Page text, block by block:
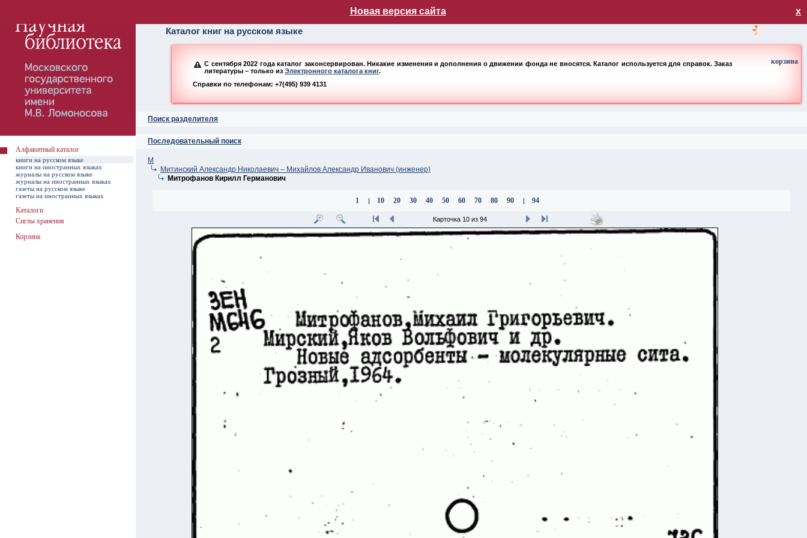
Новая версия сайта х
Каталог книг на русском языке
С сентября 2022 года каталог законсервирован. Никакие изменения и дополнения о движении фонда не вносятся. Каталог используется для справок. Заказ
литературы – только изЭлектронного каталога книг.
Справки по телефонам: +7(495) 939 4131
Поиск разделителя
Последовательный поиск
корзина
М
Митинский Александр Николаевич – Михайлов Александр Иванович (инженер)
Митрофанов Кирилл Германович
1 | 10 20 30 40 50 60 70 80 90 | 94
Карточка 10 из 94
Алфавитный каталог
книги на русском языке
книги на иностранных языках
журналы на русском языке
журналы на иностранных языках
газеты на русском языке
газеты на иностранных языках
Каталоги
Сиглы хранения
Корзина